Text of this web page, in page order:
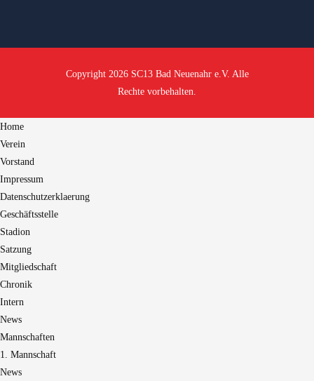
Copyright 2026 SC13 Bad Neuenahr e.V. Alle
Rechte vorbehalten.
Home
Verein
Vorstand
Impressum
Datenschutzerklaerung
Geschäftsstelle
Stadion
Satzung
Mitgliedschaft
Chronik
Intern
News
Mannschaften
1. Mannschaft
News